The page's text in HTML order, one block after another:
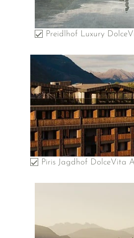
Preidlhof Luxury
Piris Jagdhof DolceVita